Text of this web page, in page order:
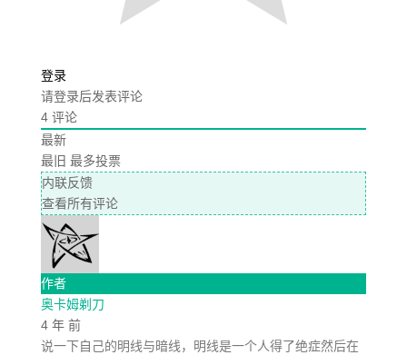
登录
请登录后发表评论
4评论
最新
最旧 最多投票
内联反馈
查看所有评论
作者
奥卡姆剃刀
4 年 前
说一下自己的明线与暗线，明线是一个人得了绝症然后在